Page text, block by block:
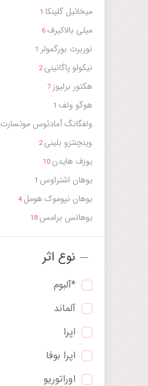
میخائیل گلینکا
میلی بالاکیرف
نوربرت بورگمولر
نیکولو پاگانینی2
هکتور برلیوز
هوگو ولف
ولفگانگ آمادئوس موتسارت
وینچنتزو بلینی2
یوزف هایدن
یوهان اشتراوس
یوهان نپوموک هومل
یوهانس برامس
نوع اثر
*آلبوم
آلماند
اپرا
اپرا بوفا
اوراتوریو